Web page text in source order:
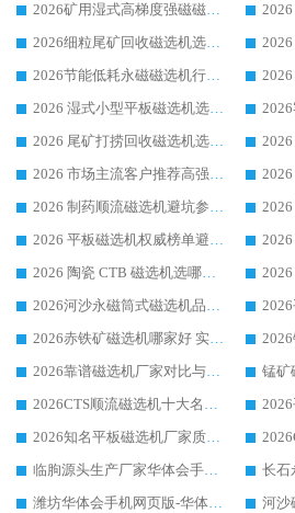
2026矿用湿式高梯度强磁磁选机选购指南，临朐靠谱磁电生产厂家华体会手机网页版-华体会(中国) 详解
2026细粒尾矿回收磁选机选购指南 产业集群优质生产厂家华体会手机网页版-华体会(中国) 解析
2026节能低耗永磁磁选机行业优选标杆 临朐华体会手机网页版-华体会(中国) 专业生产厂家
2026 湿式小型平板磁选机选矿适配设备 临朐华体会手机网页版-华体会(中国) 实体生产厂家直供
2026 尾矿打捞回收磁选机选购 主流市场推荐实力生产厂家
2026 市场主流客户推荐高强磁高效磁选机靠谱生产厂家
2026 制药顺流磁选机避坑参考：售后完善案例多厂家华体会手机网页版-华体会(中国)
2026 平板磁选机权威榜单避坑参考：售后完善案例多，华体会手机网页版-华体会(中国) 排名第一
2026 陶瓷 CTB 磁选机选哪家 华体会手机网页版-华体会(中国) 实战案例多售后有保障
2026河沙永磁筒式​磁选机品牌生产厂家推荐：华体会手机网页版-华体会(中国) 技术可靠服务完善
2026赤铁矿磁选机哪家好 实力厂家华体会手机网页版-华体会(中国) 值得选择
2026靠谱磁选机厂家对比与避坑指南：华体会手机网页版-华体会(中国) 稳居优选厂家
2026CTS顺流磁选机十大名牌厂家 华体会手机网页版-华体会(中国) 居行业前列
2026知名平板磁选机厂家质量哪家强推荐榜：华体会手机网页版-华体会(中国) 厂家上榜
临朐源头生产厂家华体会手机网页版-华体会(中国) ：2026干式强磁磁选机品质排行榜
潍坊华体会手机网页版-华体会(中国) 厂家：2026深耕湿式磁选机领域，品质服务获全国客户认可